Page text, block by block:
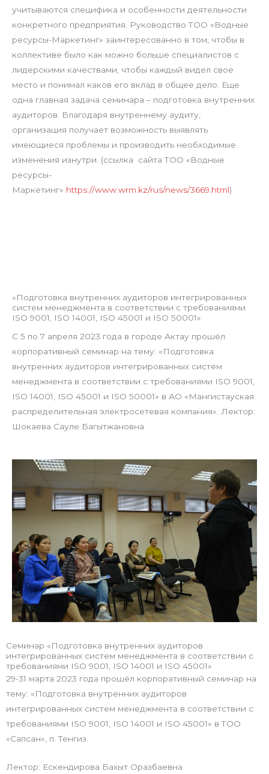
учитываются специфика и особенности деятельности
конкретного предприятия. Руководство ТОО «Водные
ресурсы-Маркетинг» заинтересованно в том, чтобы в
коллективе было как можно больше специалистов с
лидерскими качествами, чтобы каждый видел свое
место и понимал каков его вклад в общее дело. Еще
одна главная задача семинара – подготовка внутренних
аудиторов. Благодаря внутреннему аудиту,
организация получает возможность выявлять
имеющиеся проблемы и производить необходимые
изменения изнутри. (ссылка сайта ТОО «Водные
ресурсы-
Маркетинг» https://www.wrm.kz/rus/news/3669.html)
«Подготовка внутренних аудиторов интегрированных
систем менеджмента в соответствии с требованиями
ISO 9001, ISO 14001, ISO 45001 и ISO 50001»
С 5 по 7 апреля 2023 года в городе Актау прошёл
корпоративный семинар на тему: «Подготовка
внутренних аудиторов интегрированных систем
менеджмента в соответствии с требованиями ISO 9001,
ISO 14001, ISO 45001 и ISO 50001» в АО «Мангистауская
распределительная электросетевая компания». Лектор:
Шокаева Сауле Багытжановна
Семинар «Подготовка внутренних аудиторов
интегрированных систем менеджмента в соответствии с
требованиями ISO 9001, ISO 14001 и ISO 45001»
29-31 марта 2023 года прошёл корпоративный семинар на
тему: «Подготовка внутренних аудиторов
интегрированных систем менеджмента в соответствии с
требованиями ISO 9001, ISO 14001 и ISO 45001» в ТОО
«Сапсан», п. Тенгиз.
Лектор: Ескендирова Бахыт Оразбаевна